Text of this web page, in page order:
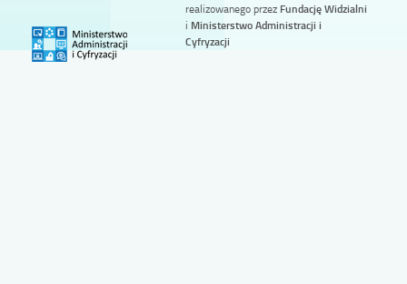
realizowanego przez Fundację Widzialni
i Ministerstwo Administracji i
Cyfryzacji